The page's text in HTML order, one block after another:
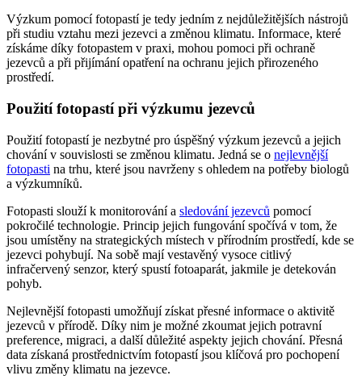
Výzkum pomocí fotopastí je tedy jedním z nejdůležitějších nástrojů
při studiu vztahu mezi jezevci a změnou klimatu. Informace, které
získáme díky fotopastem v praxi, mohou pomoci při ochraně
jezevců a při přijímání opatření na ochranu jejich přirozeného
prostředí.
Použití fotopastí při výzkumu jezevců
Použití fotopastí je nezbytné pro úspěšný výzkum jezevců a jejich
chování v souvislosti se změnou klimatu. Jedná se o nejlevnější
fotopasti na trhu, které jsou navrženy s ohledem na potřeby biologů
a výzkumníků.
Fotopasti slouží k monitorování a sledování jezevců pomocí
pokročilé technologie. Princip jejich fungování spočívá v tom, že
jsou umístěny na strategických místech v přírodním prostředí, kde se
jezevci pohybují. Na sobě mají vestavěný vysoce citlivý
infračervený senzor, který spustí fotoaparát, jakmile je detekován
pohyb.
Nejlevnější fotopasti umožňují získat přesné informace o aktivitě
jezevců v přírodě. Díky nim je možné zkoumat jejich potravní
preference, migraci, a další důležité aspekty jejich chování. Přesná
data získaná prostřednictvím fotopastí jsou klíčová pro pochopení
vlivu změny klimatu na jezevce.